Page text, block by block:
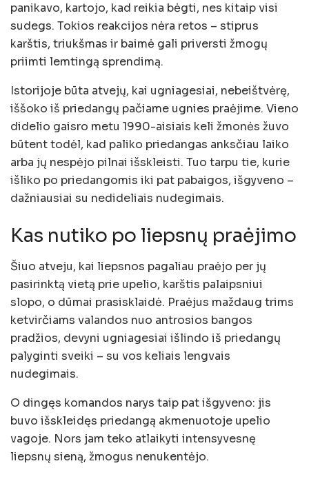
panikavo, kartojo, kad reikia bėgti, nes kitaip visi
sudegs. Tokios reakcijos nėra retos – stiprus
karštis, triukšmas ir baimė gali priversti žmogų
priimti lemtingą sprendimą.
Istorijoje būta atvejų, kai ugniagesiai, nebeištvėrę,
iššoko iš priedangų pačiame ugnies praėjime. Vieno
didelio gaisro metu 1990-aisiais keli žmonės žuvo
būtent todėl, kad paliko priedangas anksčiau laiko
arba jų nespėjo pilnai išskleisti. Tuo tarpu tie, kurie
išliko po priedangomis iki pat pabaigos, išgyveno –
dažniausiai su nedideliais nudegimais.
Kas nutiko po liepsnų praėjimo
Šiuo atveju, kai liepsnos pagaliau praėjo per jų
pasirinktą vietą prie upelio, karštis palaipsniui
slopo, o dūmai prasisklaidė. Praėjus maždaug trims
ketvirčiams valandos nuo antrosios bangos
pradžios, devyni ugniagesiai išlindo iš priedangų
palyginti sveiki – su vos keliais lengvais
nudegimais.
O dingęs komandos narys taip pat išgyveno: jis
buvo išskleidęs priedangą akmenuotoje upelio
vagoje. Nors jam teko atlaikyti intensyvesnę
liepsnų sieną, žmogus nenukentėjo.